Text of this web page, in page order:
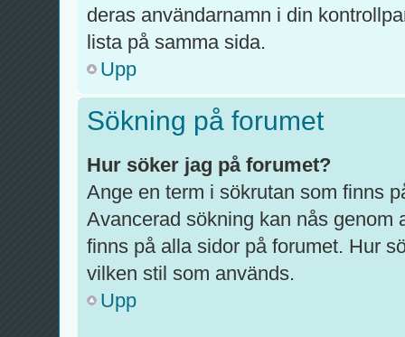
deras användarnamn i din
lista på samma sida.
Upp
Sökning på forumet
Hur söker jag på forumet?
Ange en term i sökrutan som finns
Avancerad sökning kan nås genom
finns på alla sidor på forumet. Hur
vilken stil som används.
Upp